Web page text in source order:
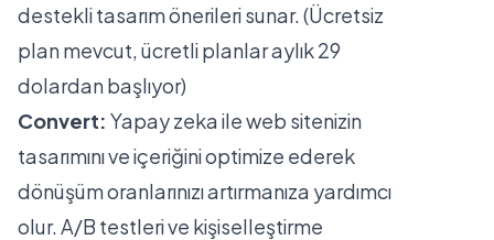
destekli tasarım önerileri sunar. (Ücretsiz
plan mevcut, ücretli planlar aylık 29
dolardan başlıyor)
Convert: Yapay zeka ile web sitenizin
tasarımını ve içeriğini optimize ederek
dönüşüm oranlarınızı artırmanıza yardımcı
olur. A/B testleri ve kişiselleştirme